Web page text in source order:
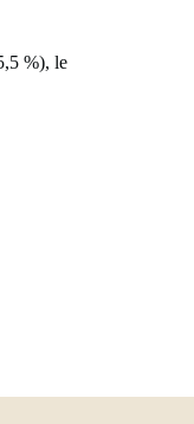
%), le